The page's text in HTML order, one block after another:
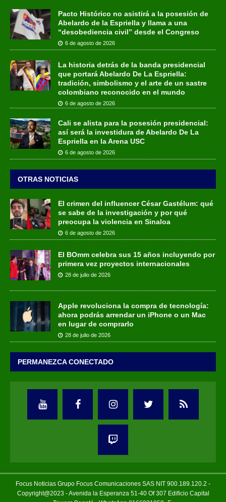
Pacto Histórico no asistirá a la posesión de
Abelardo de la Espriella y llama a una
“desobediencia civil” desde el Congreso
6 de agosto de 2026
La historia detrás de la banda presidencial
que portará Abelardo De La Espriella:
tradición, simbolismo y el arte de un sastre
colombiano reconocido en el mundo
6 de agosto de 2026
Cali se alista para la posesión presidencial:
así será la investidura de Abelardo De La
Espriella en la Arena USC
6 de agosto de 2026
OTRAS NOTICIAS
El crimen del influencer César Gastélum: qué
se sabe de la investigación y por qué
preocupa la violencia en Sinaloa
6 de agosto de 2026
El BOmm celebra sus 15 años incluyendo por
primera vez proyectos internacionales
28 de julio de 2026
Apple revoluciona la compra de tecnología:
ahora podrás arrendar un iPhone o un Mac
en lugar de comprarlo
28 de julio de 2026
PERMANEZCA CONECTADO
Focus Noticias Grupo Focus Comunicaciones SAS NIT 900.189.120.2 -
Copyright@2023 - Avenida la Esperanza 51-40 Of 307 Edificio Capital